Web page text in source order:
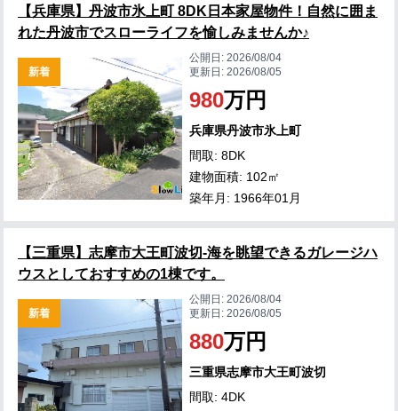
【兵庫県】丹波市氷上町 8DK日本家屋物件！自然に囲ま
れた丹波市でスローライフを愉しみませんか♪
新着
公開日:2026/08/04
更新日:2026/08/05
980万円
兵庫県丹波市氷上町
間取: 8DK
建物面積: 102㎡
築年月: 1966年01月
【三重県】志摩市大王町波切-海を眺望できるガレージハ
ウスとしておすすめの1棟です。
新着
公開日:2026/08/04
更新日:2026/08/05
880万円
三重県志摩市大王町波切
間取: 4DK